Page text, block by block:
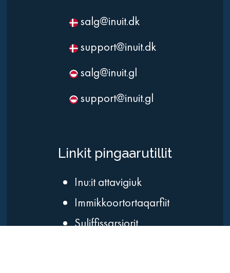
salg@inuit.dk
support@inuit.dk
salg@inuit.gl
support@inuit.gl
Linkit pingaarutillit
Inu:it attavigiuk
Immikkoortortaqarfiit
Suliffissarsiorit